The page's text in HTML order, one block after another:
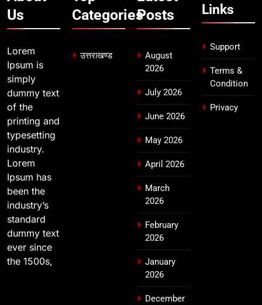
गुणवत्तापूर्ण निर्माण सुनिश्चित करने के
निर्देश, सुरक्षा मानकों से कोई समझौता
Us
Lorem
Ipsum is
simply
dummy text
of the
printing and
typesetting
industry.
Lorem
Ipsum has
been the
industry’s
standard
dummy text
ever since
the 1500s,
Categories
उत्तराखण्ड
Posts
August
2026
July 2026
June 2026
May 2026
April 2026
March
2026
February
2026
January
2026
December
Links
Support
Terms &
Condition
Privacy